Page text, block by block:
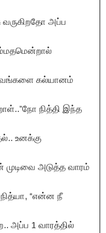
வருகிறதோ அப்ப
கல்யானம்
நித்தி இந்த
உனக்கு
முடிவை அடுத்த வாரம்
“என்ன நீ
அப்ப 1 வாரத்தில்